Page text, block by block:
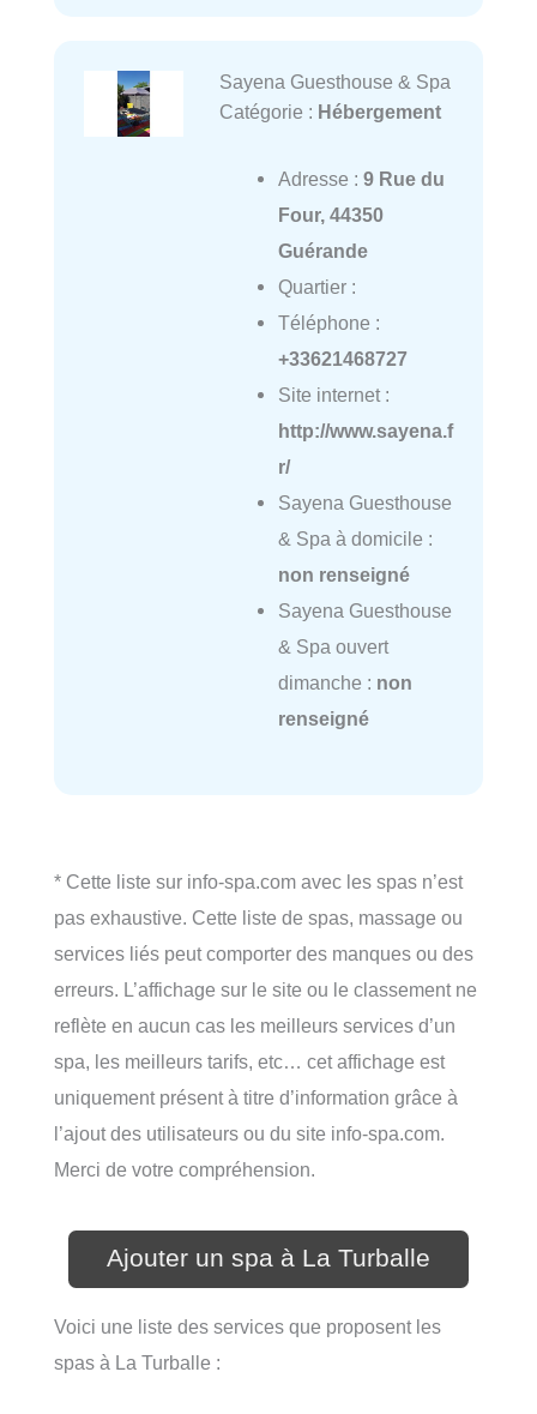
Sayena Guesthouse & Spa
Catégorie : Hébergement
Adresse : 9 Rue du
Four, 44350
Guérande
Quartier :
Téléphone :
+33621468727
Site internet :
http://www.sayena.f
r/
Sayena Guesthouse
& Spa à domicile :
non renseigné
Sayena Guesthouse
& Spa ouvert
dimanche : non
renseigné
* Cette liste sur info-spa.com avec les spas n’est
pas exhaustive. Cette liste de spas, massage ou
services liés peut comporter des manques ou des
erreurs. L’affichage sur le site ou le classement ne
reflète en aucun cas les meilleurs services d’un
spa, les meilleurs tarifs, etc… cet affichage est
uniquement présent à titre d’information grâce à
l’ajout des utilisateurs ou du site info-spa.com.
Merci de votre compréhension.
Ajouter un spa à La Turballe
Voici une liste des services que proposent les
spas à La Turballe :